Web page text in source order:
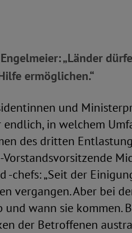
„Länder
ermöglichen.“
und
in welchem
des dritten
chefs: „Seit der
vergangen. Aber bei
wann sie kommen.
der Betroffenen